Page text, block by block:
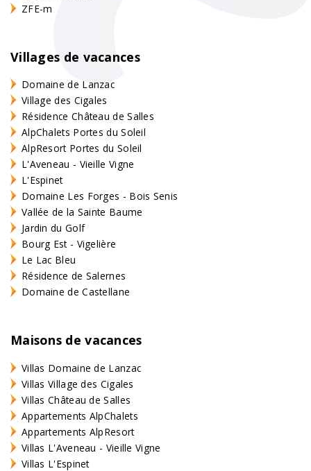
ZFE-m
Villages de vacances
Domaine de Lanzac
Village des Cigales
Résidence Château de Salles
AlpChalets Portes du Soleil
AlpResort Portes du Soleil
L'Aveneau - Vieille Vigne
L'Espinet
Domaine Les Forges - Bois Senis
Vallée de la Sainte Baume
Jardin du Golf
Bourg Est - Vigelière
Le Lac Bleu
Résidence de Salernes
Domaine de Castellane
Maisons de vacances
Villas Domaine de Lanzac
Villas Village des Cigales
Villas Château de Salles
Appartements AlpChalets
Appartements AlpResort
Villas L'Aveneau - Vieille Vigne
Villas L'Espinet